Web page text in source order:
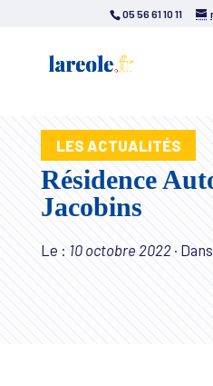
05 56 61 10 11
LES ACTUALITÉS
Résidence
Jacobins
Le : 10 octobre 2022·